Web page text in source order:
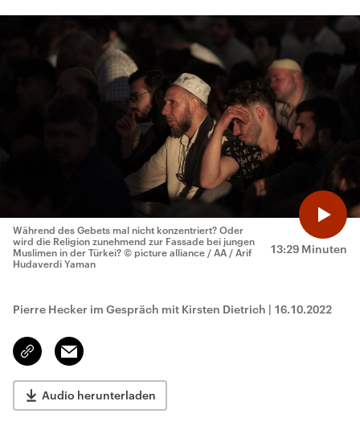
13:29 Minuten
Während des Gebets mal nicht konzentriert? Oder
wird die Religion zunehmend zur Fassade bei jungen
Muslimen in der Türkei? © picture alliance / AA / Arif
Hudaverdi Yaman
Pierre Hecker im Gespräch mit Kirsten Dietrich | 16.10.2022
Link
kopieren/teilen
Email
Audio herunterladen